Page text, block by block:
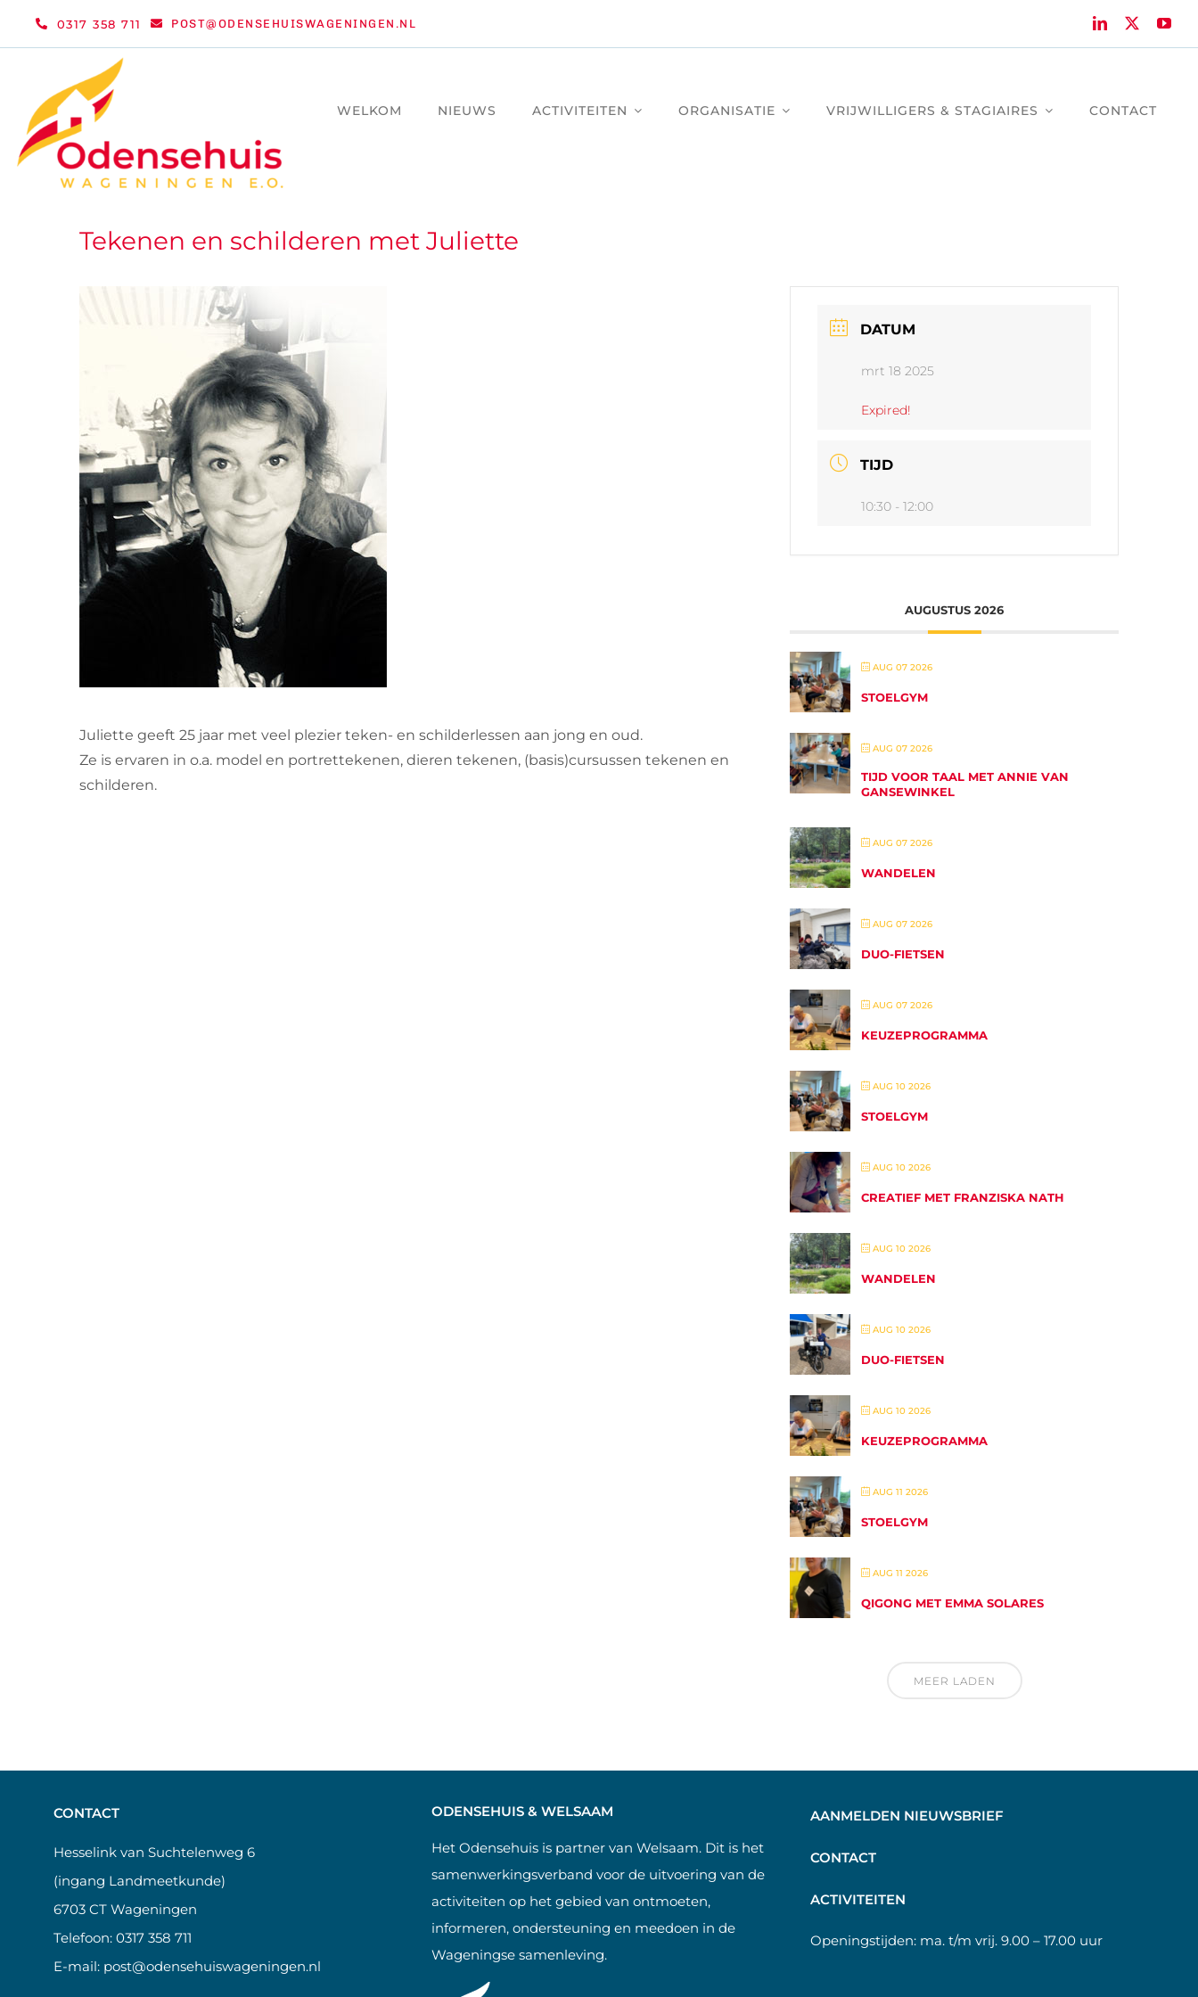
0317 358 711 POST@ODENSEHUISWAGENINGEN.NL
WELKOM NIEUWS ACTIVITEITEN ORGANISATIE VRIJWILLIGERS & STAGIAIRES CONTACT
Tekenen en schilderen met Juliette
Juliette geeft 25 jaar met veel plezier teken- en schilderlessen aan jong en oud.
Ze is ervaren in o.a. model en portrettekenen, dieren tekenen, (basis)cursussen tekenen en
schilderen.
DATUM
mrt 18 2025
Expired!
TIJD
10:30 - 12:00
AUGUSTUS 2026
AUG 07 2026
STOELGYM
AUG 07 2026
TIJD VOOR TAAL MET ANNIE VAN
GANSEWINKEL
AUG 07 2026
WANDELEN
AUG 07 2026
DUO-FIETSEN
AUG 07 2026
KEUZEPROGRAMMA
AUG 10 2026
STOELGYM
AUG 10 2026
CREATIEF MET FRANZISKA NATH
AUG 10 2026
WANDELEN
AUG 10 2026
DUO-FIETSEN
AUG 10 2026
KEUZEPROGRAMMA
AUG 11 2026
STOELGYM
AUG 11 2026
QIGONG MET EMMA SOLARES
MEER LADEN
CONTACT
Hesselink van Suchtelenweg 6
(ingang Landmeetkunde)
6703 CT Wageningen
Telefoon: 0317 358 711
E-mail: post@odensehuiswageningen.nl
ODENSEHUIS & WELSAAM
Het Odensehuis is partner van Welsaam. Dit is het
samenwerkingsverband voor de uitvoering van de
activiteiten op het gebied van ontmoeten,
informeren, ondersteuning en meedoen in de
Wageningse samenleving.
AANMELDEN NIEUWSBRIEF
CONTACT
ACTIVITEITEN
Openingstijden: ma. t/m vrij. 9.00 – 17.00 uur